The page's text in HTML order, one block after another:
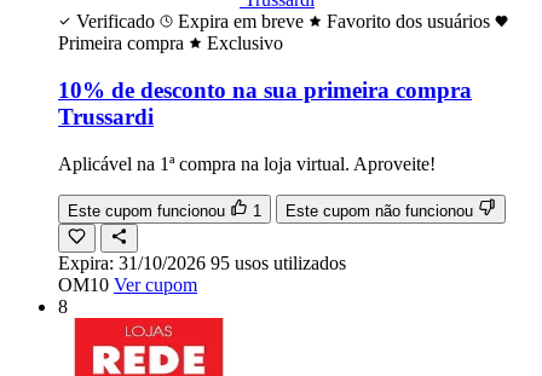
Verificado
Expira em breve
Favorito dos usuários
Primeira compra
Exclusivo
10% de desconto na sua primeira compra
Trussardi
Aplicável na 1ª compra na loja virtual. Aproveite!
Este cupom funcionou 1 Este cupom não funcionou
Expira: 31/10/2026 95 usos utilizados
OM10 Ver cupom
8